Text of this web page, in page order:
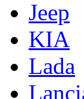
Jeep
KIA
Lada